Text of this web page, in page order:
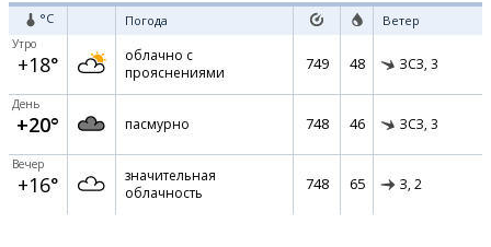
°C Погода Ветер
Утро
+18°
облачно с
прояснениями
749 48 ЗСЗ, 3
День
+20° пасмурно 748 46 ЗСЗ, 3
Вечер
+16°
значительная
облачность
748 65 З, 2